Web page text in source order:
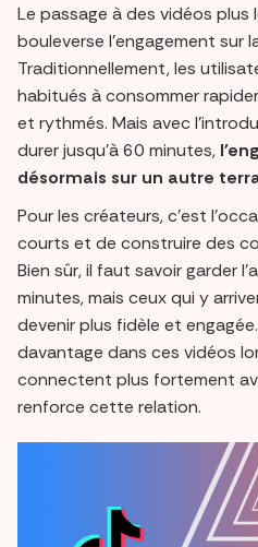
Le passage à des vidéos plus
bouleverse l'engagement sur
Traditionnellement, les
habitués à consommer
et rythmés. Mais avec
durer jusqu'à 60 minutes,
désormais sur un autre
Pour les créateurs, c’est
courts et de construire des
Bien sûr, il faut savoir garder
minutes, mais ceux qui y
devenir plus fidèle et
davantage dans ces vidéos
connectent plus fortement
renforce cette relation.